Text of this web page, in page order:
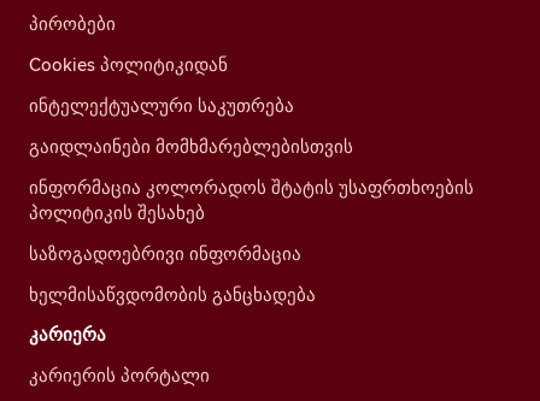
პირობები
Cookies პოლიტიკიდან
ინტელექტუალური საკუთრება
გაიდლაინები მომხმარებლებისთვის
ინფორმაცია კოლორადოს შტატის უსაფრთხოების
პოლიტიკის შესახებ
საზოგადოებრივი ინფორმაცია
ხელმისაწვდომობის განცხადება
კარიერა
კარიერის პორტალი